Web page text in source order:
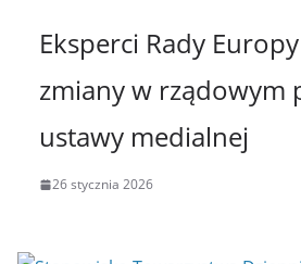
Eksperci Rady
zmiany w rządowym
ustawy medialnej
26 stycznia 2026